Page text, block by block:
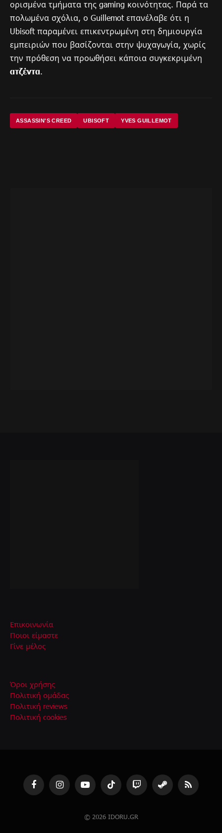
ορισμένα τμήματα της gaming κοινότητας. Παρά τα
πολωμένα σχόλια, ο Guillemot επανέλαβε ότι η
Ubisoft παραμένει επικεντρωμένη στη δημιουργία
εμπειριών που βασίζονται στην ψυχαγωγία, χωρίς
την πρόθεση να προωθήσει κάποια συγκεκριμένη
ατζέντα.
ASSASSIN'S CREED UBISOFT YVES GUILLEMOT
Επικοινωνία
Ποιοι είμαστε
Γίνε μέλος
Όροι χρήσης
Πολιτική ομάδας
Πολιτική reviews
Πολιτική cookies
FacebookInstagramYouTubeTikTok Twitch Steam RSS
© 2026 IDORU.GR